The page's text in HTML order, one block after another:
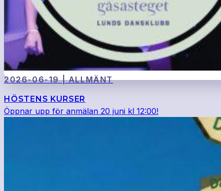
2026-06-19 | ALLMÄNT
HÖSTENS KURSER
Öppnar upp för anmälan 20 juni kl 12:00!